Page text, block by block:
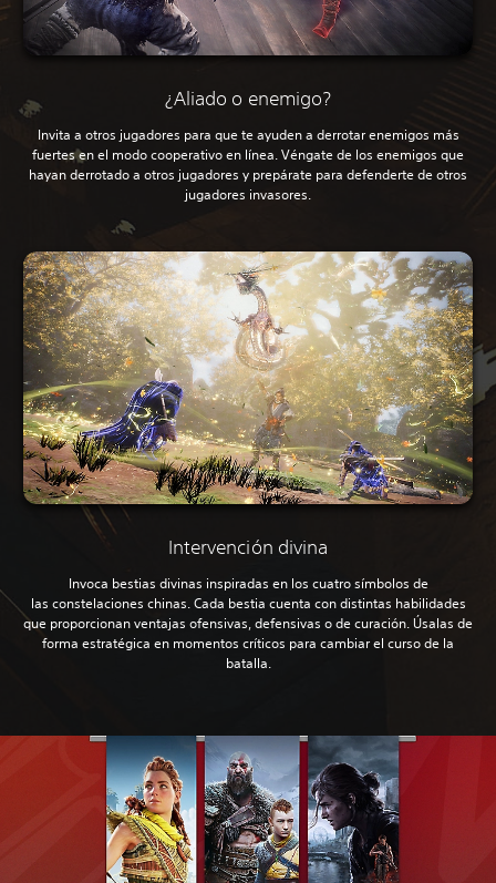
¿Aliado o enemigo?
Invita a otros jugadores para que te ayuden a derrotar enemigos más
fuertes en el modo cooperativo en línea. Véngate de los enemigos que
hayan derrotado a otros jugadores y prepárate para defenderte de otros
jugadores invasores.
Intervención divina
Invoca bestias divinas inspiradas en los cuatro símbolos de
las constelaciones chinas. Cada bestia cuenta con distintas habilidades
que proporcionan ventajas ofensivas, defensivas o de curación. Úsalas de
forma estratégica en momentos críticos para cambiar el curso de la
batalla.